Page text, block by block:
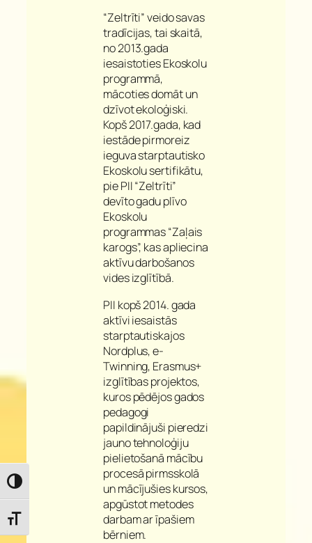
Toggle High Contrast
Toggle Font size
“Zeltrīti” veido savas
tradīcijas, tai skaitā,
no 2013.gada
iesaistoties Ekoskolu
programmā,
mācoties domāt un
dzīvot ekoloģiski.
Kopš 2017.gada, kad
iestāde pirmoreiz
ieguva starptautisko
Ekoskolu sertifikātu,
pie PII “Zeltrīti”
devīto gadu plīvo
Ekoskolu
programmas “Zaļais
karogs”, kas apliecina
aktīvu darbošanos
vides izglītībā.
PII kopš 2014. gada
aktīvi iesaistās
starptautiskajos
Nordplus, e-
Twinning, Erasmus+
izglītības projektos,
kuros pēdējos gados
pedagogi
papildinājuši pieredzi
jauno tehnoloģiju
pielietošanā mācību
procesā pirmsskolā
un mācījušies kursos,
apgūstot metodes
darbam ar īpašiem
bērniem.